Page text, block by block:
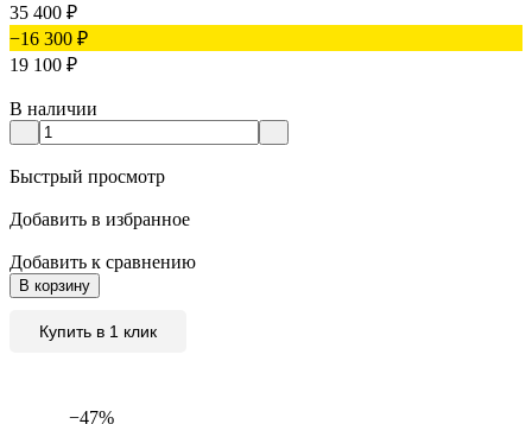
35 400 ₽
−16 300 ₽
19 100 ₽
В наличии
Быстрый просмотр
Добавить в избранное
Добавить к сравнению
В корзину
Купить в 1 клик
−47%